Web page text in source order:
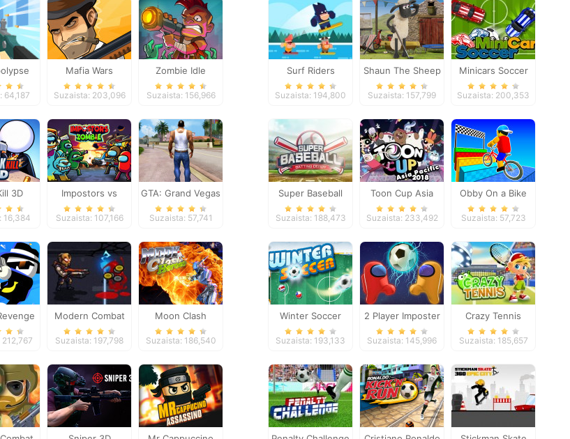
64,187
Mafia Wars
Suzaista: 203,096
Zombie Idle
Defense Online
Suzaista: 156,966
3D
16,384
Impostors vs
Zombies: Survival
Suzaista: 107,166
GTA: Grand Vegas
Crime
Suzaista: 57,741
Modern Combat
Defense
Suzaista: 197,798
Moon Clash
Heroes
Suzaista: 186,540
Surf Riders
Suzaista: 194,800
Shaun The Sheep
Baahmy Golf
Suzaista: 157,799
Minicars Soccer
Suzaista: 200,353
Super Baseball
Suzaista: 188,473
Toon Cup Asia
Pacific 2018
Suzaista: 233,492
Obby On a Bike
Suzaista: 57,723
Winter Soccer
Suzaista: 193,133
2 Player Imposter
Soccer
Suzaista: 145,996
Crazy Tennis
Suzaista: 185,657